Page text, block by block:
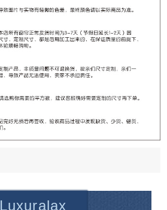
Luxuralax